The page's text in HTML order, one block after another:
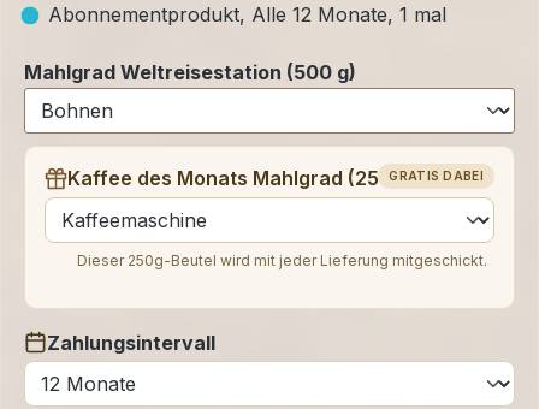
Abonnementprodukt, Alle 12 Monate, 1 mal
Mahlgrad Weltreisestation (500 g)
GRATIS DABEI
Kaffee des Monats Mahlgrad (250 g)
auswählen
Dieser 250g-Beutel wird mit jeder Lieferung mitgeschickt.
Zahlungsintervall
auswählen